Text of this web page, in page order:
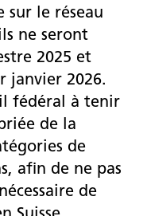
sur le réseau
ne seront
2025 et
janvier 2026.
fédéral à tenir
de la
de
afin de ne pas
de